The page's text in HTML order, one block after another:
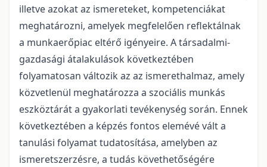
illetve azokat az ismereteket, kompetenciákat
meghatározni, amelyek megfelelően reflektálnak
a munkaerőpiac eltérő igényeire. A társadalmi-
gazdasági átalakulások következtében
folyamatosan változik az az ismerethalmaz, amely
közvetlenül meghatározza a szociális munkás
eszköztárát a gyakorlati tevékenység során. Ennek
következtében a képzés fontos elemévé vált a
tanulási folyamat tudatosítása, amelyben az
ismeretszerzésre, a tudás követhetőségére